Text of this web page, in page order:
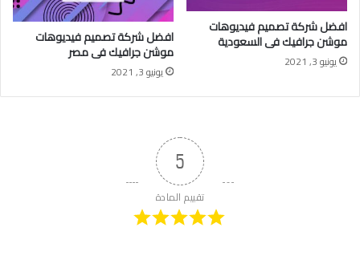
افضل شركة تصميم فيديوهات
موشن جرافيك فى السعودية
يونيو 3, 2021
افضل شركة تصميم فيديوهات
موشن جرافيك فى مصر
يونيو 3, 2021
5
تقييم المادة